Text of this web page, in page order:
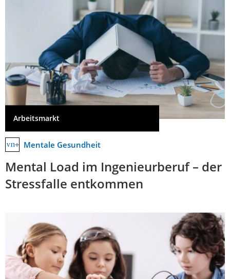
Arbeitsmarkt
Mentale Gesundheit
Mental Load im Ingenieurberuf – der
Stressfalle entkommen